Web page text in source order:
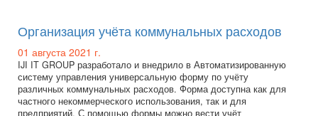
Организация учёта коммунальных расходов
01 августа 2021 г.
IJI IT GROUP разработало и внедрило в Автоматизированную
систему управления универсальную форму по учёту
различных коммунальных расходов. Форма доступна как для
частного некоммерческого использования, так и для
предприятий. С помощью формы можно вести учёт